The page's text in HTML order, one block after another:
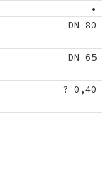
•
DN 80
DN 65
? 0,40